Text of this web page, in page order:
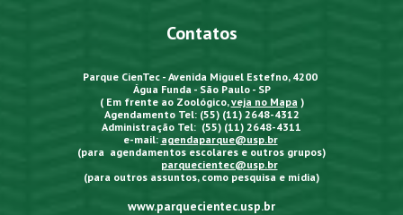
Contatos
Parque CienTec - Avenida Miguel Estefno, 4200
Água Funda - São Paulo - SP
( Em frente ao Zoológico,veja no Mapa )
Agendamento Tel: (55) (11) 2648-4312
Administração Tel: (55) (11) 2648-4311
e-mail: agendaparque@usp.br
(para agendamentos escolares e outros grupos)
parquecientec@usp.br
(para outros assuntos, como pesquisa e mídia)
www.parquecientec.usp.br